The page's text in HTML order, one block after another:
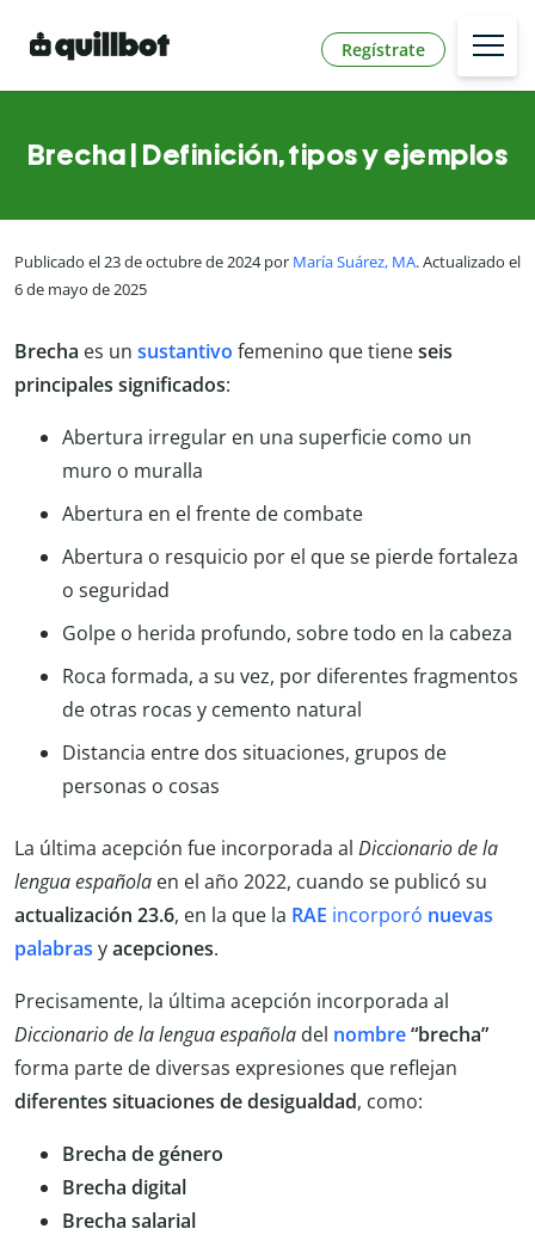
Regístrate
Brecha | Definición, tipos y ejemplos
Publicado el 23 de octubre de 2024 por María Suárez, MA. Actualizado el
6 de mayo de 2025
Brecha es un sustantivo femenino que tieneseis
principales significados:
Abertura irregular en una superficie como un
muro o muralla
Abertura en el frente de combate
Abertura o resquicio por el que se pierde fortaleza
o seguridad
Golpe o herida profundo, sobre todo en la cabeza
Roca formada, a su vez, por diferentes fragmentos
de otras rocas y cemento natural
Distancia entre dos situaciones, grupos de
personas o cosas
La última acepción fue incorporada al Diccionario de la
lengua española en el año 2022, cuando se publicó su
actualización 23.6, en la que la RAE incorporó nuevas
palabras yacepciones.
Precisamente, la última acepción incorporada al
Diccionario de la lengua española del nombre“brecha”
forma parte de diversas expresiones que reflejan
diferentes situaciones de desigualdad, como:
Brecha de género
Brecha digital
Brecha salarial